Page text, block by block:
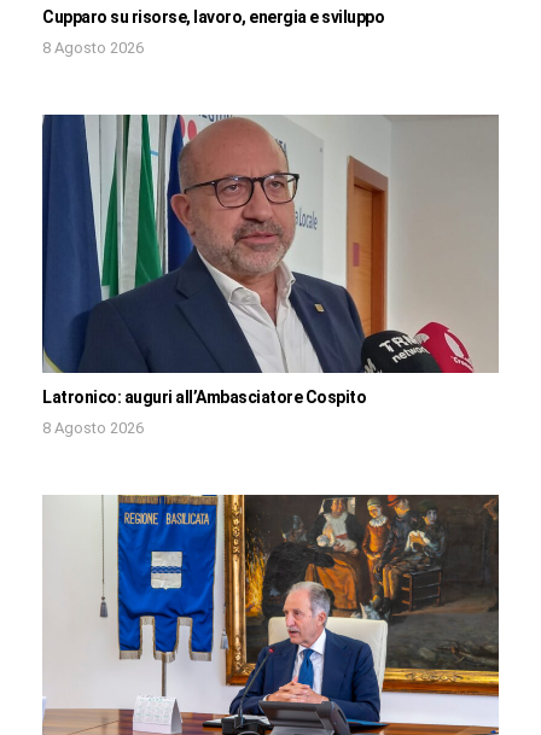
Cupparo su risorse, lavoro, energia e sviluppo
8 Agosto 2026
Latronico: auguri all’Ambasciatore Cospito
8 Agosto 2026